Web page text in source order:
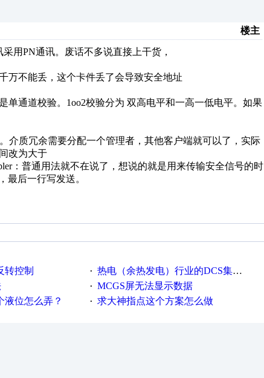
楼主
用PN通讯。废话不多说直接上干货，
万不能丢，这个卡件丢了会导致安全地址
单通道校验。1oo2校验分为 双高电平和一高一低电平。如果
介质冗余需要分配一个管理者，其他客户端就可以了，实际
改为大于
：普通用法就不在说了，想说的就是用来传输安全信号的时
最后一行写发送。
转控制 · 热电（余热发电）行业的DCS集散系统或PLC系统开发
· MCGS屏无法显示数据
液位怎么弄？ · 求大神指点这个方案怎么做